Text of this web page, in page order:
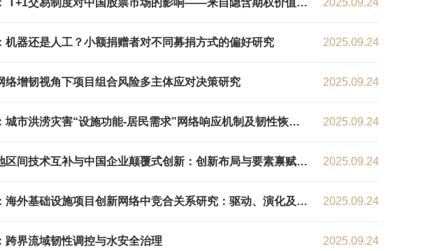
机器还是人工？小额捐赠者对不同募捐方式的偏好研究 2025.09.24
络增韧视角下项目组合风险多主体应对决策研究 2025.09.24
城市洪涝灾害“设施功能-居民需求”网络响应机制及韧性恢复
2025.09.24
区间技术互补与中国企业颠覆式创新：创新布局与要素禀赋匹
2025.09.24
海外基础设施项目创新网络中竞合关系研究：驱动、演化及治
2025.09.24
跨界流域韧性调控与水安全治理 2025.09.24